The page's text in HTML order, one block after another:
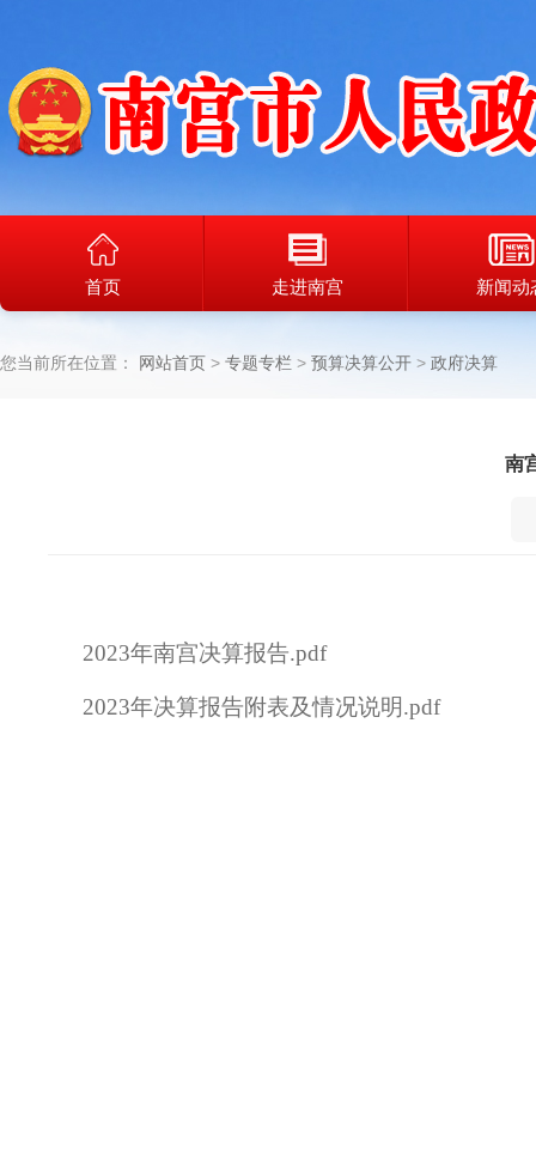
首页 走进南宫 新闻动
您当前所在位置： 网站首页 专题专栏 预算决算公开 政府决算
南
2023年南宫决算报告.pdf
2023年决算报告附表及情况说明.pdf